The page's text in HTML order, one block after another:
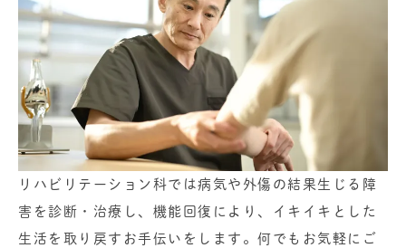
リハビリテーション科では病気や外傷の結果生じる障
害を診断・治療し、機能回復により、イキイキとした
生活を取り戻すお手伝いをします。何でもお気軽にご